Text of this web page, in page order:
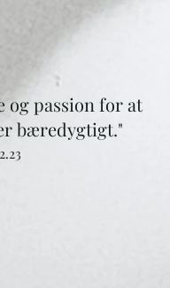
og passion for at
bæredygtigt."